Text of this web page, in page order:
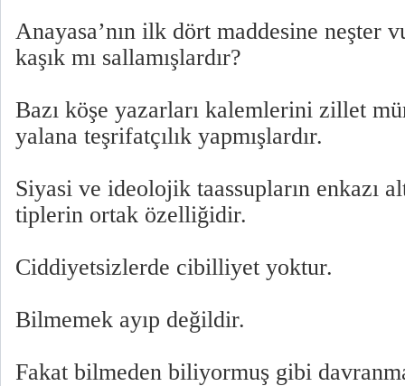
Anayasa’nın ilk dört maddesine neşter
kaşık mı sallamışlardır?
Bazı köşe yazarları kalemlerini zillet
yalana teşrifatçılık yapmışlardır.
Siyasi ve ideolojik taassupların enkazı
tiplerin ortak özelliğidir.
Ciddiyetsizlerde cibilliyet yoktur.
Bilmemek ayıp değildir.
Fakat bilmeden biliyormuş gibi